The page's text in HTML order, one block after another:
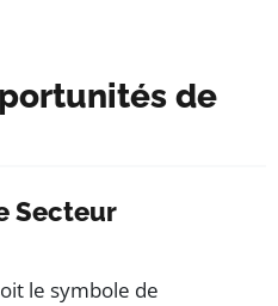
de
Secteur
le symbole de